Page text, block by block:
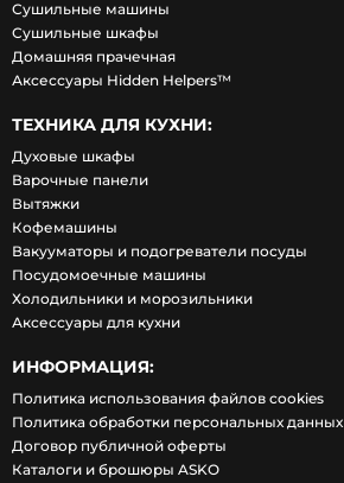
Сушильные машины
Сушильные шкафы
Домашняя прачечная
Аксессуары Hidden Helpers™
ТЕХНИКА ДЛЯ КУХНИ:
Духовые шкафы
Варочные панели
Вытяжки
Кофемашины
Вакууматоры и подогреватели посуды
Посудомоечные машины
Холодильники и морозильники
Аксессуары для кухни
ИНФОРМАЦИЯ:
Политика использования файлов cookies
Политика обработки персональных данных
Договор публичной оферты
Каталоги и брошюры ASKO